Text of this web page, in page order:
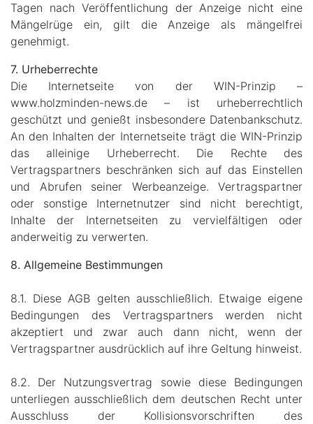
Tagen nach Veröffentlichung der Anzeige nicht eine
Mängelrüge ein, gilt die Anzeige als mängelfrei
genehmigt.
7. Urheberrechte
Die Internetseite von der WIN-Prinzip –
www.holzminden-news.de – ist urheberrechtlich
geschützt und genießt insbesondere Datenbankschutz.
An den Inhalten der Internetseite trägt die WIN-Prinzip
das alleinige Urheberrecht. Die Rechte des
Vertragspartners beschränken sich auf das Einstellen
und Abrufen seiner Werbeanzeige. Vertragspartner
oder sonstige Internetnutzer sind nicht berechtigt,
Inhalte der Internetseiten zu vervielfältigen oder
anderweitig zu verwerten.
8. Allgemeine Bestimmungen
8.1. Diese AGB gelten ausschließlich. Etwaige eigene
Bedingungen des Vertragspartners werden nicht
akzeptiert und zwar auch dann nicht, wenn der
Vertragspartner ausdrücklich auf ihre Geltung hinweist.
8.2. Der Nutzungsvertrag sowie diese Bedingungen
unterliegen ausschließlich dem deutschen Recht unter
Ausschluss der Kollisionsvorschriften des